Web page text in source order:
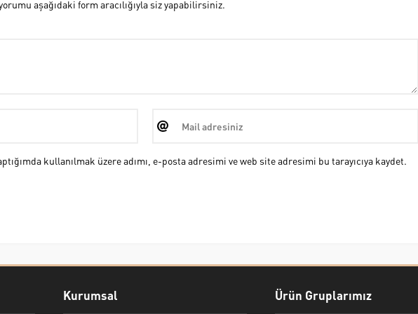
aşağıdaki form aracılığıyla siz yapabilirsiniz.
kullanılmak üzere adımı, e-posta adresimi ve web site adresimi bu tarayıcıya kaydet.
Kurumsal Ürün Gruplarımız